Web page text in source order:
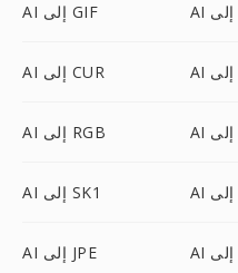
AI إلى GIF
AI إلى CUR
AI إلى RGB
AI إلى SK1
AI إلى JPE